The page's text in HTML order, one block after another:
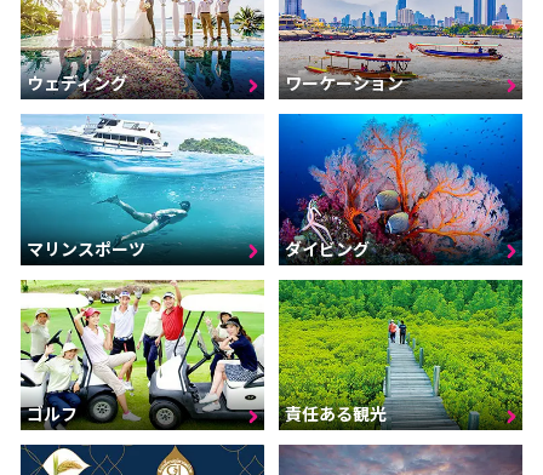
ウェディング ワーケーション
マリンスポーツ ダイビング
ゴルフ 責任ある観光